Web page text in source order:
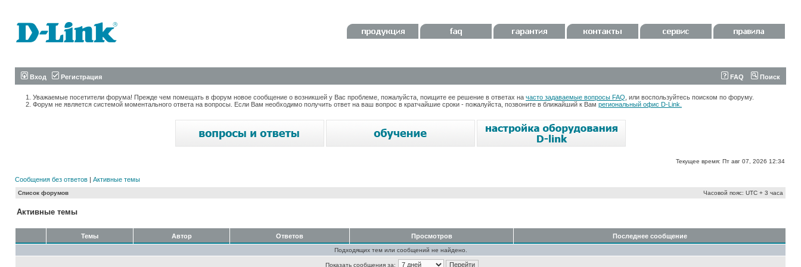
Вход Регистрация FAQ Поиск
Уважаемые посетители форума! Прежде чем помещать в форум новое сообщение о возникшей у Вас проблеме, пожалуйста, поищите ее решение в ответах на часто задаваемые вопросы FAQ , или воспользуйтесь поиском по форуму.
Форум не является системой моментального ответа на вопросы. Если Вам необходимо получить ответ на ваш вопрос в кратчайшие сроки - пожалуйста, позвоните в ближайший к Вам региональный офис D-Link.
Текущее время: Пт авг 07, 2026 12:34
Сообщения без ответов | Активные темы
Список форумов Часовой пояс: UTC + 3 часа
Активные темы
Темы Автор Ответов Просмотров Последнее сообщение
Подходящих тем или сообщений не найдено.
Показать сообщения за: